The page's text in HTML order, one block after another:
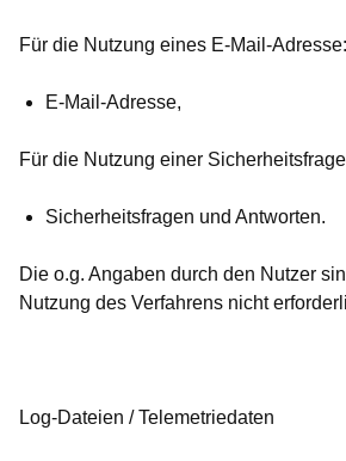
Für die Nutzung eines E-Mail-Adresse:
E-Mail-Adresse,
Für die Nutzung einer
Sicherheitsfragen und Antworten.
Die o.g. Angaben durch den Nutzer
Nutzung des Verfahrens nicht
Log-Dateien / Telemetriedaten